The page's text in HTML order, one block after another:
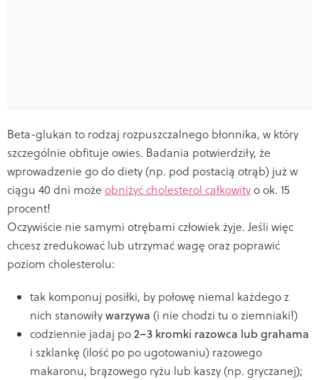
Beta-glukan to rodzaj rozpuszczalnego błonnika, w który
szczególnie obfituje owies. Badania potwierdziły, że
wprowadzenie go do diety (np. pod postacią otrąb) już w
ciągu 40 dni może obniżyć cholesterol całkowityo ok. 15
procent!
Oczywiście nie samymi otrębami człowiek żyje. Jeśli więc
chcesz zredukować lub utrzymać wagę oraz poprawić
poziom cholesterolu:
tak komponuj posiłki, by połowę niemal każdego z
nich stanowiływarzywa (i nie chodzi tu o ziemniaki!)
codziennie jadaj po2–3 kromki razowca lub grahama
i szklankę (ilość po po ugotowaniu) razowego
makaronu, brązowego ryżu lub kaszy (np. gryczanej);